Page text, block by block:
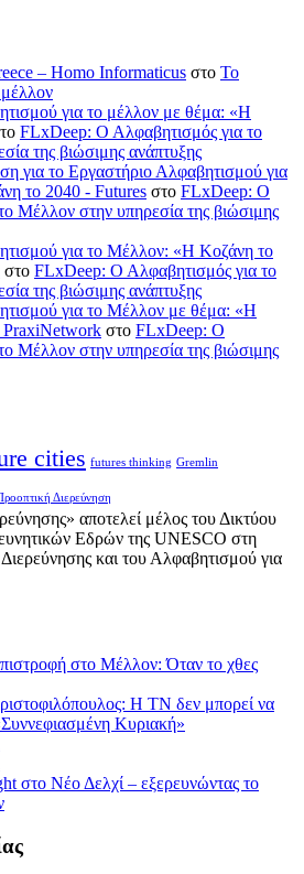
– Homo Informaticus στο To
μέλλον
για το μέλλον με θέμα: «Η
FLxDeep: Ο Αλφαβητισμός για το
της βιώσιμης ανάπτυξης
για το Εργαστήριο Αλφαβητισμού για
το 2040 - Futures στο FLxDeep: Ο
Μέλλον στην υπηρεσία της βιώσιμης
για το Μέλλον: «Η Κοζάνη το
στο FLxDeep: Ο Αλφαβητισμός για το
της βιώσιμης ανάπτυξης
για το Μέλλον με θέμα: «Η
PraxiNetwork στο FLxDeep: Ο
Μέλλον στην υπηρεσία της βιώσιμης
cities futures thinking Gremlin
Διερεύνηση
αποτελεί μέλος του Δικτύου
Εδρών της UNESCO στη
και του Αλφαβητισμού για
στο Μέλλον: Όταν το χθες
Η ΤΝ δεν μπορεί να
Κυριακή»
στο Νέο Δελχί – εξερευνώντας το